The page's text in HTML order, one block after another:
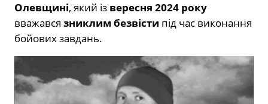
Олевщині, який із вересня 2024 року
вважався зниклим безвісти під час виконання
бойових завдань.